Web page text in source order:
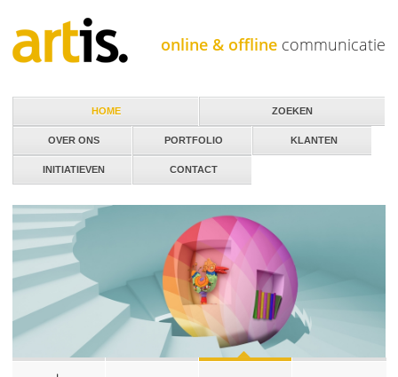
online & offline communicatie
HOME
OVER ONS PORTFOLIO KLANTEN
INITIATIEVEN CONTACT
ZOEKEN